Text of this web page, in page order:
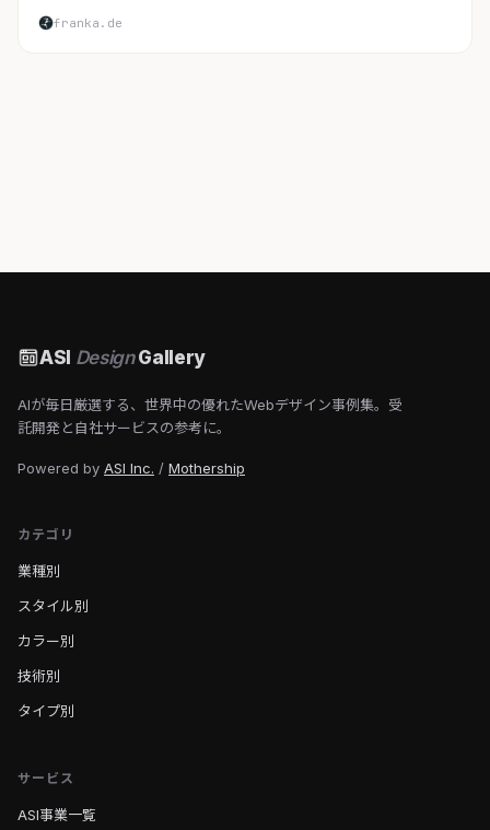
franka.de
ASI DesignGallery
AIが毎日厳選する、世界中の優れたWebデザイン事例集。受
託開発と自社サービスの参考に。
Powered by ASI Inc. / Mothership
カテゴリ
業種別
スタイル別
カラー別
技術別
タイプ別
サービス
ASI事業一覧